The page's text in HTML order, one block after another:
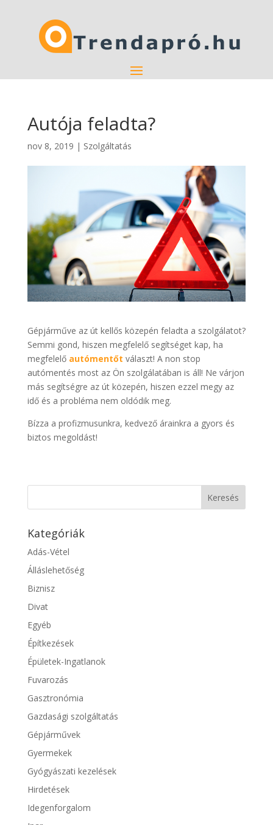
Autója feladta?
nov 8, 2019 | Szolgáltatás
Gépjárműve az út kellős közepén feladta a szolgálatot?
Semmi gond, hiszen megfelelő segítséget kap, ha
megfelelő autómentőt választ! A non stop
autómentés most az Ön szolgálatában is áll! Ne várjon
más segítségre az út közepén, hiszen ezzel megy az
idő és a probléma nem oldódik meg.
Bízza a profizmusunkra, kedvező árainkra a gyors és
biztos megoldást!
Kategóriák
Adás-Vétel
Álláslehetőség
Biznisz
Divat
Egyéb
Építkezések
Épületek-Ingatlanok
Fuvarozás
Gasztronómia
Gazdasági szolgáltatás
Gépjárművek
Gyermekek
Gyógyászati kezelések
Hirdetések
Idegenforgalom